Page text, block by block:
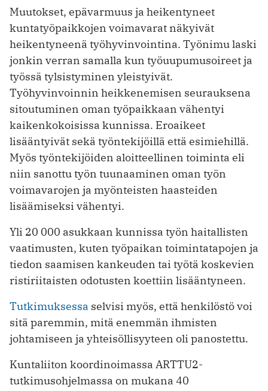
Muutokset, epävarmuus ja heikentyneet
kuntatyöpaikkojen voimavarat näkyivät
heikentyneenä työhyvinvointina. Työnimu laski
jonkin verran samalla kun työuupumusoireet ja
työssä tylsistyminen yleistyivät.
Työhyvinvoinnin heikkenemisen seurauksena
sitoutuminen oman työpaikkaan vähentyi
kaikenkokoisissa kunnissa. Eroaikeet
lisääntyivät sekä työntekijöillä että esimiehillä.
Myös työntekijöiden aloitteellinen toiminta eli
niin sanottu työn tuunaaminen oman työn
voimavarojen ja myönteisten haasteiden
lisäämiseksi vähentyi.
Yli 20 000 asukkaan kunnissa työn haitallisten
vaatimusten, kuten työpaikan toimintatapojen ja
tiedon saamisen kankeuden tai työtä koskevien
ristiriitaisten odotusten koettiin lisääntyneen.
Tutkimuksessa selvisi myös, että henkilöstö voi
sitä paremmin, mitä enemmän ihmisten
johtamiseen ja yhteisöllisyyteen oli panostettu.
Kuntaliiton koordinoimassa ARTTU2-
tutkimusohjelmassa on mukana 40